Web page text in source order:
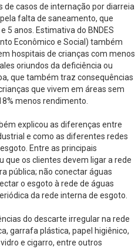
casos de internação por diarreia
falta de saneamento, que
5 anos. Estimativa do BNDES
Econômico e Social) também
hospitais de crianças com menos
oriundos da deficiência ou
que também traz consequências
que vivem em áreas sem
menos rendimento.
explicou as diferenças entre
e como as diferentes redes
Entre as principais
que os clientes devem ligar a rede
pública; não conectar águas
o esgoto à rede de águas
da rede interna de esgoto.
do descarte irregular na rede
garrafa plástica, papel higiênico,
e cigarro, entre outros